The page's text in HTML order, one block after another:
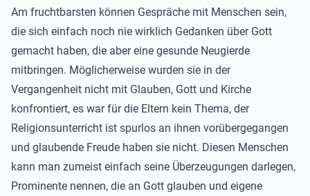
Am fruchtbarsten können Gespräche mit Menschen sein,
die sich einfach noch nie wirklich Gedanken über Gott
gemacht haben, die aber eine gesunde Neugierde
mitbringen. Möglicherweise wurden sie in der
Vergangenheit nicht mit Glauben, Gott und Kirche
konfrontiert, es war für die Eltern kein Thema, der
Religionsunterricht ist spurlos an ihnen vorübergegangen
und glaubende Freude haben sie nicht. Diesen Menschen
kann man zumeist einfach seine Überzeugungen darlegen,
Prominente nennen, die an Gott glauben und eigene